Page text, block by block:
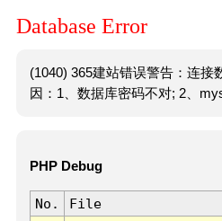
Database Error
(1040) 365建站错误警告：连接
因：1、数据库密码不对; 2、
PHP Debug
No. File